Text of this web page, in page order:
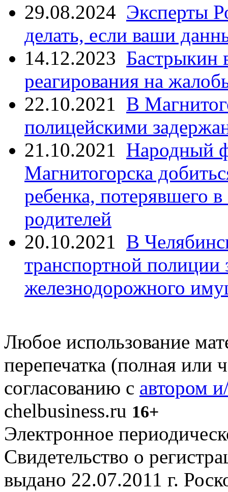
29.08.2024 Эксперты
делать, если ваши
14.12.2023 Бастрыкин
реагирования на
22.10.2021 В
полицейскими
21.10.2021 Народный
Магнитогорска
ребенка, потерявшего
родителей
20.10.2021 В
транспортной
железнодорожного
Любое использование
перепечатка (полная или
согласованию с автором
chelbusiness.ru 16+
Электронное
Свидетельство о
выдано 22.07.2011 г.